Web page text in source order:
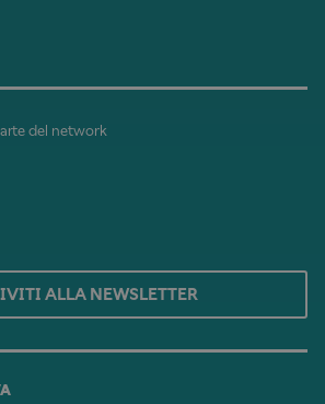
del network
ALLA NEWSLETTER